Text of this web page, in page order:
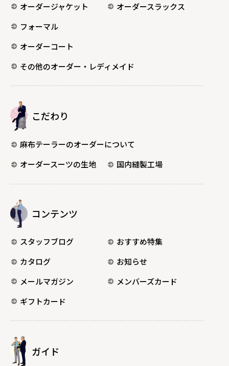
オーダージャケット
オーダースラックス
フォーマル
オーダーコート
その他のオーダー・レディメイド
こだわり
麻布テーラーのオーダーについて
オーダースーツの生地
国内縫製工場
コンテンツ
スタッフブログ
おすすめ特集
カタログ
お知らせ
メールマガジン
メンバーズカード
ギフトカード
ガイド